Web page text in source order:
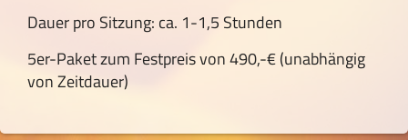
Dauer pro Sitzung: ca. 1-1,5 Stunden
5er-Paket zum Festpreis von 490,-€ (unabhängig
von Zeitdauer)